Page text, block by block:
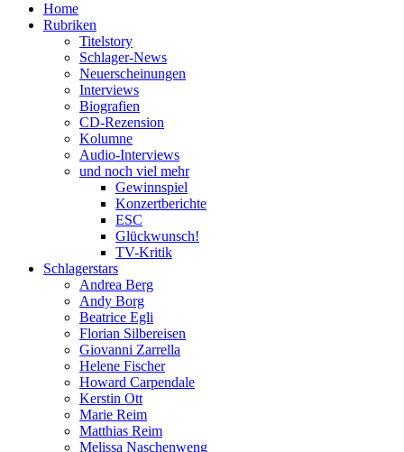
Home
Rubriken
Titelstory
Schlager-News
Neuerscheinungen
Interviews
Biografien
CD-Rezension
Kolumne
Audio-Interviews
und noch viel mehr
Gewinnspiel
Konzertberichte
ESC
Glückwunsch!
TV-Kritik
Schlagerstars
Andrea Berg
Andy Borg
Beatrice Egli
Florian Silbereisen
Giovanni Zarrella
Helene Fischer
Howard Carpendale
Kerstin Ott
Marie Reim
Matthias Reim
Melissa Naschenweng